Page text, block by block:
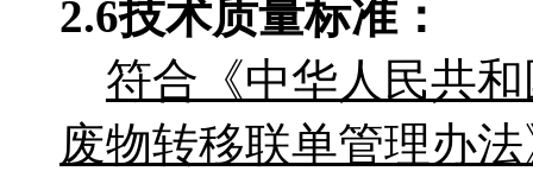
2.6技术质量标准：
符合《中华人民共
废物转移联单管理办